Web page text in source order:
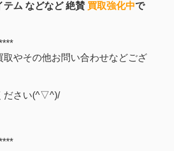
テム などなど 絶賛 買取強化中で
取やその他お問い合わせなどござ
ださい(^▽^)/